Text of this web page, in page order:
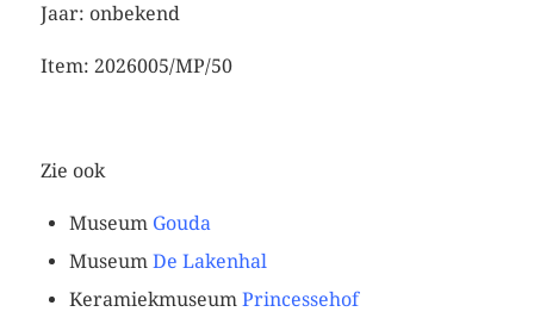
Jaar: onbekend
Item: 2026005/MP/50
Zie ook
Museum Gouda
Museum De Lakenhal
Keramiekmuseum Princessehof